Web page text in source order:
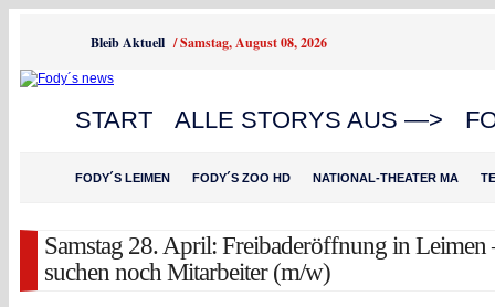
Bleib Aktuell /Samstag, August 08, 2026
START ALLE STORYS AUS —>
FODY´S LEIMEN FODY´S ZOO HD NATIONAL-THEATER MA
Samstag 28. April: Freibaderöffnung in Leimen
suchen noch Mitarbeiter (m/w)